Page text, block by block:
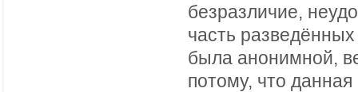
безразличие,
часть
была анонимной,
потому, что